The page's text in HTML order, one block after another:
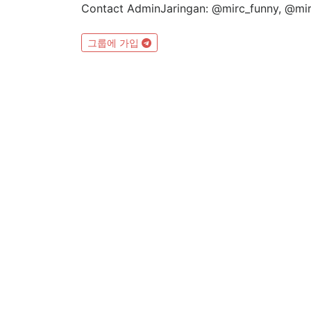
Contact AdminJaringan: @mirc_funny,
그룹에 가입